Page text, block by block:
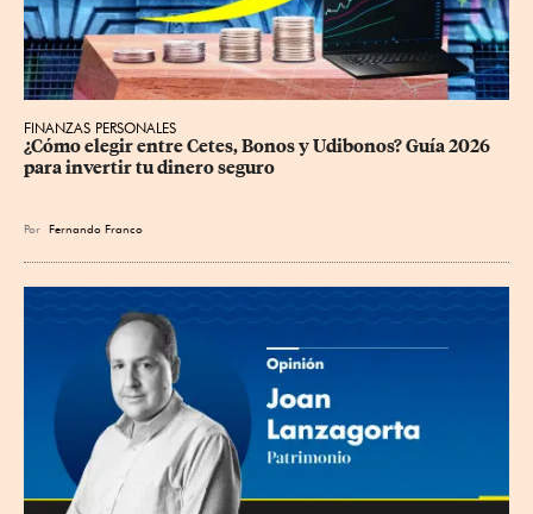
FINANZAS PERSONALES
¿Cómo elegir entre Cetes, Bonos y Udibonos? Guía 2026
para invertir tu dinero seguro
Por Fernando Franco